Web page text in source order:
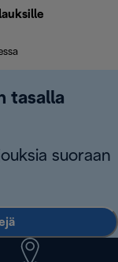
tasalla
suoraan